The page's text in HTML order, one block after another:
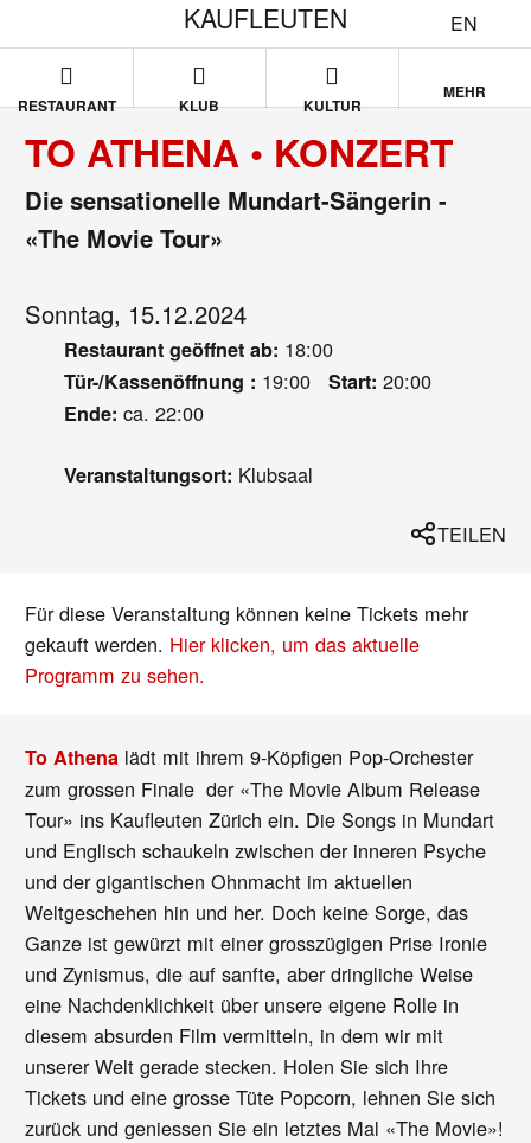
EN
KAUFLEUTEN
RESTAURANT KLUB KULTUR
MEHR
TO ATHENA • KONZERT
Die sensationelle Mundart-Sängerin -
«The Movie Tour»
Sonntag, 15.12.2024
Restaurant geöffnet ab: 18:00
Tür-/Kassenöffnung : 19:00 Start: 20:00
Ende: ca. 22:00
Veranstaltungsort: Klubsaal
TEILEN
Für diese Veranstaltung können keine Tickets mehr
gekauft werden. Hier klicken, um das aktuelle
Programm zu sehen.
To Athena lädt mit ihrem 9-Köpfigen Pop-Orchester
zum grossen Finale der «The Movie Album Release
Tour» ins Kaufleuten Zürich ein. Die Songs in Mundart
und Englisch schaukeln zwischen der inneren Psyche
und der gigantischen Ohnmacht im aktuellen
Weltgeschehen hin und her. Doch keine Sorge, das
Ganze ist gewürzt mit einer grosszügigen Prise Ironie
und Zynismus, die auf sanfte, aber dringliche Weise
eine Nachdenklichkeit über unsere eigene Rolle in
diesem absurden Film vermitteln, in dem wir mit
unserer Welt gerade stecken. Holen Sie sich Ihre
Tickets und eine grosse Tüte Popcorn, lehnen Sie sich
zurück und geniessen Sie ein letztes Mal «The Movie»!